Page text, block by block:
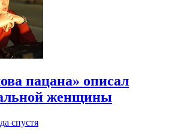
пацана» описал
женщины
спустя